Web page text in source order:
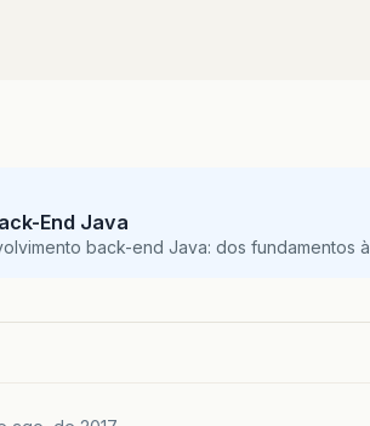
End Java
back-end Java: dos fundamentos